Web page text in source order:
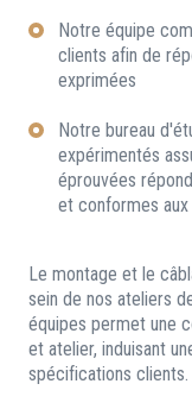
Notre équipe
clients afin de
exprimées
Notre bureau
expérimentés
éprouvées
et conformes
Le montage et le
sein de nos ateliers
équipes permet une
et atelier, induisant
spécifications clients.